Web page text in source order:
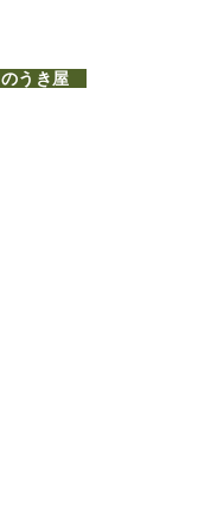
のうき屋